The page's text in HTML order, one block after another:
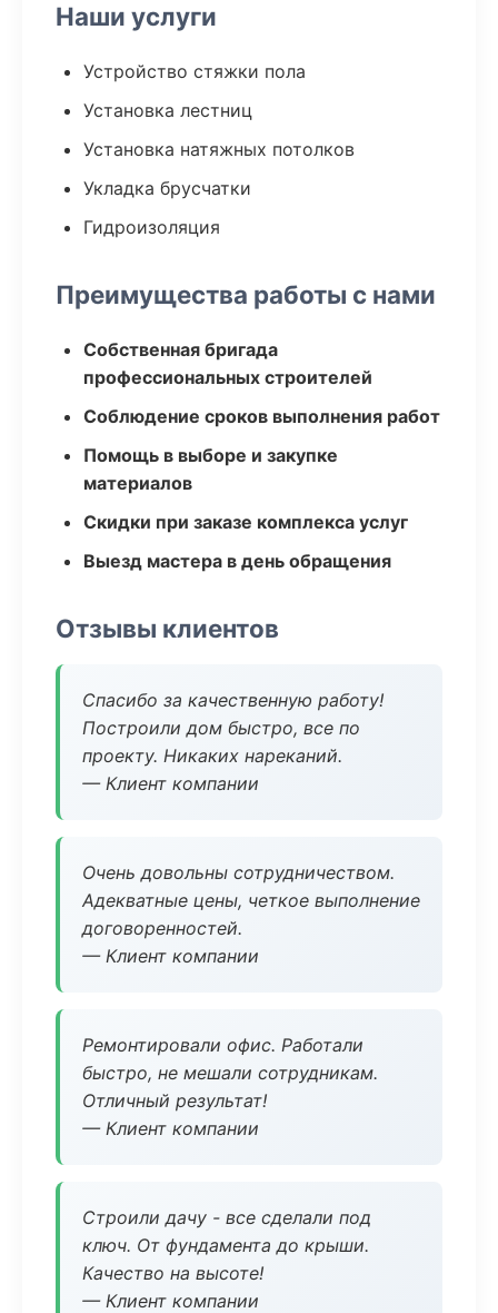
Наши услуги
Устройство стяжки пола
Установка лестниц
Установка натяжных потолков
Укладка брусчатки
Гидроизоляция
Преимущества работы с нами
Собственная бригада
профессиональных строителей
Соблюдение сроков выполнения работ
Помощь в выборе и закупке
материалов
Скидки при заказе комплекса услуг
Выезд мастера в день обращения
Отзывы клиентов
Спасибо за качественную работу!
Построили дом быстро, все по
проекту. Никаких нареканий.
— Клиент компании
Очень довольны сотрудничеством.
Адекватные цены, четкое выполнение
договоренностей.
— Клиент компании
Ремонтировали офис. Работали
быстро, не мешали сотрудникам.
Отличный результат!
— Клиент компании
Строили дачу - все сделали под
ключ. От фундамента до крыши.
Качество на высоте!
— Клиент компании